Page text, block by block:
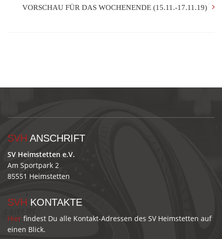
VORSCHAU FÜR DAS WOCHENENDE (15.11.-17.11.19)
SVH ANSCHRIFT
SV Heimstetten e.V.
Am Sportpark 2
85551 Heimstetten
SVH KONTAKTE
Hier findest Du alle Kontakt-Adressen des SV Heimstetten auf
einen Blick.